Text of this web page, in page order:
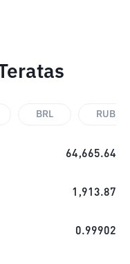
BRL RUB
64,665.64
1,913.87
0.99902